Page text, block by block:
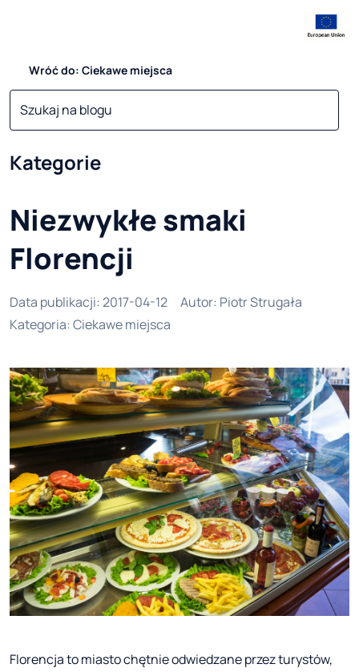
Wróć do: Ciekawe miejsca
Kategorie
Niezwykłe smaki
Florencji
Data publikacji: 2017-04-12 Autor: Piotr Strugała
Kategoria: Ciekawe miejsca
Florencja to miasto chętnie odwiedzane przez turystów,